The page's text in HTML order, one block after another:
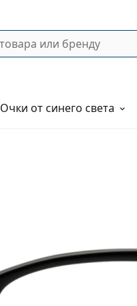
Очки от синего света